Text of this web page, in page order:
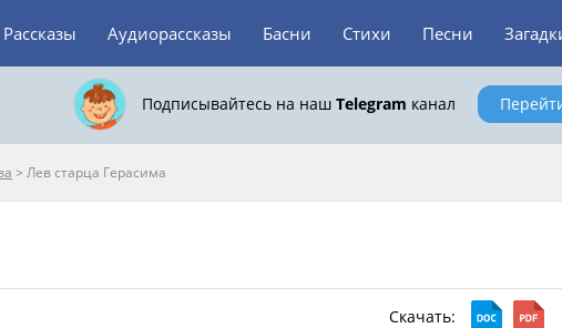
Рассказы Аудиорассказы Басни Стихи Песни
Подписывайтесь на наш Telegram канал
> Лев старца Герасима
Скачать: